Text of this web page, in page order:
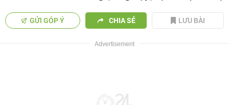
GỬI GÓP Ý CHIA SẺ LƯU BÀI